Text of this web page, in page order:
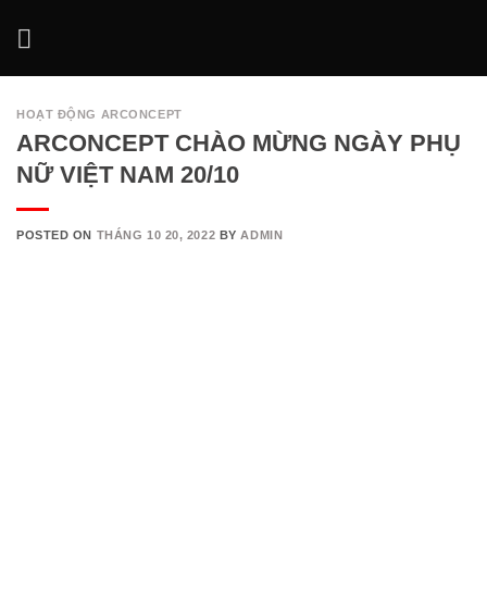
HOẠT ĐỘNG ARCONCEPT
ARCONCEPT CHÀO MỪNG NGÀY PHỤ
NỮ VIỆT NAM 20/10
POSTED ON THÁNG 10 20, 2022 BYADMIN